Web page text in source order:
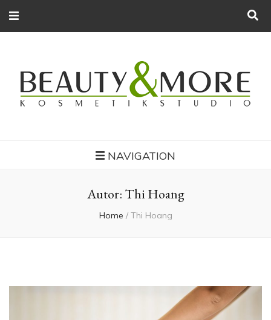
Hoang – Beauty
& More
NAVIGATION
Autor: Thi Hoang
Home / Thi Hoang